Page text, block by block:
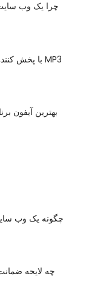
چرا یک وب
حل مشکلات اتصال USB با پخش کننده های MP3
بهترین آیفون
چگونه یک وب
چه لایحه